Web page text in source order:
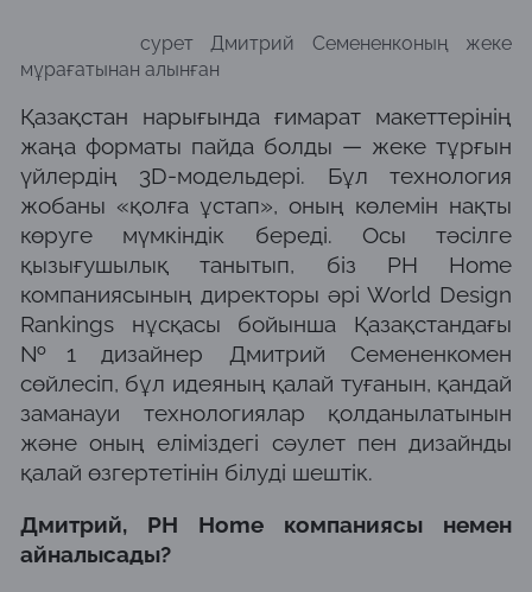
сурет Дмитрий Семененконың жеке
мұрағатынан алынған
Қазақстан нарығында ғимарат макеттерінің
жаңа форматы пайда болды — жеке тұрғын
үйлердің 3D-модельдері. Бұл технология
жобаны «қолға ұстап», оның көлемін нақты
көруге мүмкіндік береді. Осы тәсілге
қызығушылық танытып, біз PH Home
компаниясының директоры әрі World Design
Rankings нұсқасы бойынша Қазақстандағы
№1 дизайнер Дмитрий Семененкомен
сөйлесіп, бұл идеяның қалай туғанын, қандай
заманауи технологиялар қолданылатынын
және оның еліміздегі сәулет пен дизайнды
қалай өзгертетінін білуді шештік.
Дмитрий, PH Home компаниясы немен
айналысады?